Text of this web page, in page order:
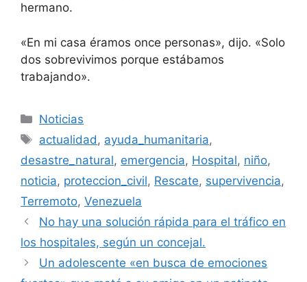
hermano.
«En mi casa éramos once personas», dijo. «Solo
dos sobrevivimos porque estábamos
trabajando».
Categorías
Noticias
Etiquetas
actualidad , ayuda_humanitaria,
desastre_natural, emergencia, Hospital, niño,
noticia, proteccion_civil, Rescate, supervivencia,
Terremoto, Venezuela
No hay una solución rápida para el tráfico en
los hospitales, según un concejal.
Un adolescente «en busca de emociones